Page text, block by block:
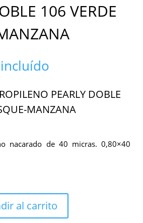
106 VERDE
incluído
PEARLY DOBLE
MANZANA
nacarado de 40 micras. 0,80×40
al carrito